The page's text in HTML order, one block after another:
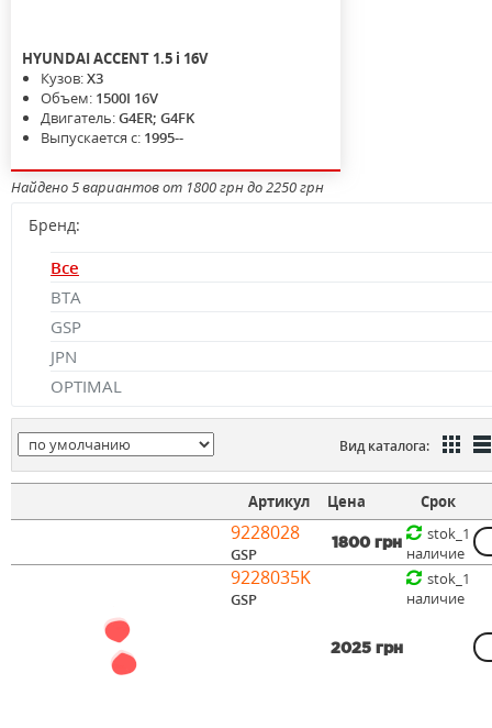
HYUNDAIACCENT 1.5 i 16V
Кузов:X3
Объем: 1500I 16V
Двигатель:G4ER; G4FK
Выпускается с: 1995--
Найдено 5 вариантов от 1800 грн до 2250 грн
Бренд:
Все
BTA
GSP
JPN
OPTIMAL
Вид каталога:
Артикул Цена Срок
9228028
GSP
1800 грн
stok_1
наличие
9228035K
GSP
2025 грн
stok_1
наличие